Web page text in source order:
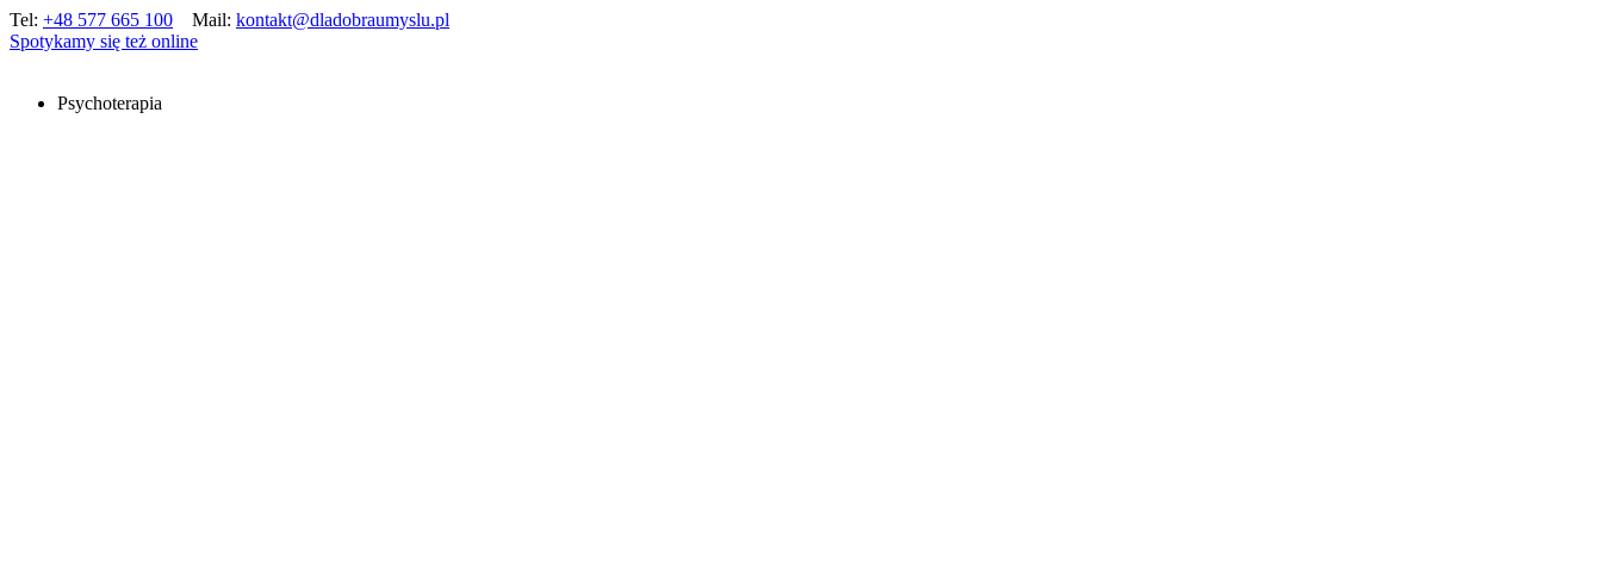
Tel: +48 577 665 100 Mail: kontakt@dladobraumyslu.pl
Spotykamy się też online
Psychoterapia